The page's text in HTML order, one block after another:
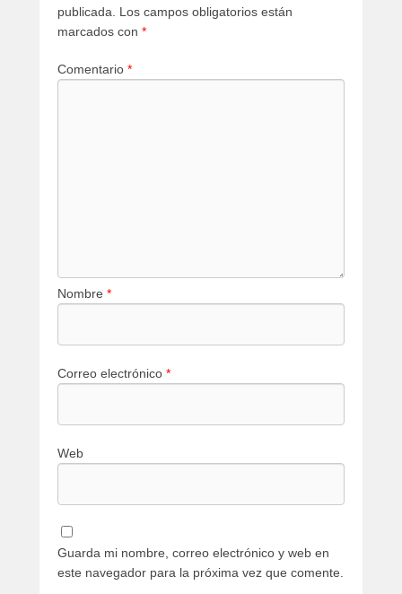
publicada.
Los campos obligatorios están
marcados con *
Comentario *
Nombre *
Correo electrónico *
Web
Guarda mi nombre, correo electrónico y web en
este navegador para la próxima vez que comente.